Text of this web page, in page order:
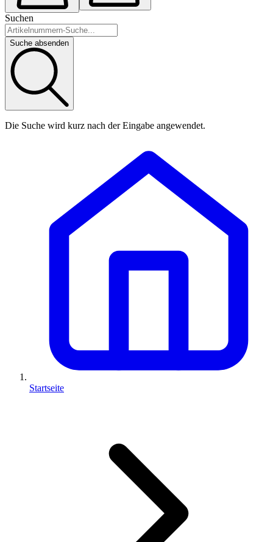
Suchen
Suche absenden
Die Suche wird kurz nach der Eingabe angewendet.
Startseite